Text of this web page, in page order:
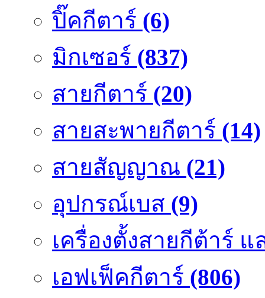
ปิ๊คกีตาร์ (6)
มิกเซอร์ (837)
สายกีตาร์ (20)
สายสะพายกีตาร์ (14)
สายสัญญาณ (21)
อุปกรณ์เบส (9)
เครื่องตั้งสายกีต้าร์ แ
เอฟเฟ็คกีตาร์ (806)